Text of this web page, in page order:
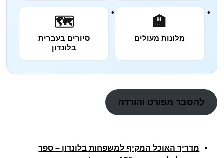
🏨
מלונות מעולים
🗺️
סיורים בעברית
בלונדון
להסבר מפורט והורדה
מדריך האוכל המקיף למשפחות בלונדון – ספר